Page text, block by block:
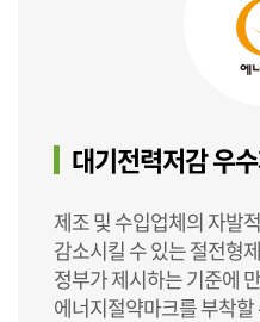
대기전력저감 우
제조 및 수입업체의 자발
감소시킬 수 있는 절전형
정부가 제시하는 기준에
에너지절약마크를 부착